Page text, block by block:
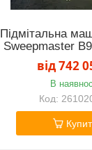
Підмітальна
Sweepmaster
від 742
В